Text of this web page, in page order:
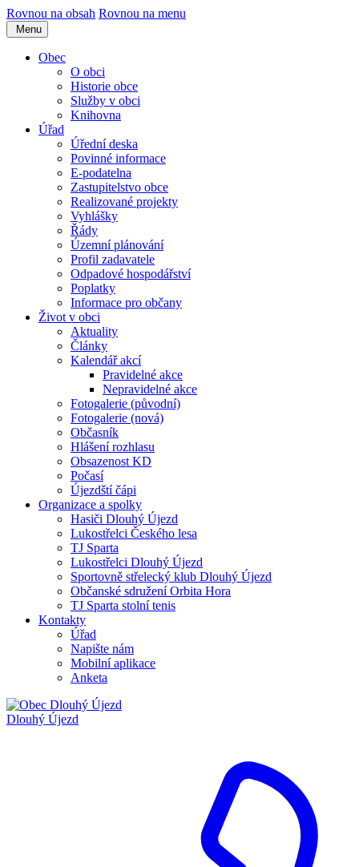
Rovnou na obsah Rovnou na menu
Menu
Obec
O obci
Historie obce
Služby v obci
Knihovna
Úřad
Úřední deska
Povinné informace
E-podatelna
Zastupitelstvo obce
Realizované projekty
Vyhlášky
Řády
Územní plánování
Profil zadavatele
Odpadové hospodářství
Poplatky
Informace pro občany
Život v obci
Aktuality
Články
Kalendář akcí
Pravidelné akce
Nepravidelné akce
Fotogalerie (původní)
Fotogalerie (nová)
Občasník
Hlášení rozhlasu
Obsazenost KD
Počasí
Újezdští čápi
Organizace a spolky
Hasiči Dlouhý Újezd
Lukostřelci Českého lesa
TJ Sparta
Lukostřelci Dlouhý Újezd
Sportovně střelecký klub Dlouhý Újezd
Občanské sdružení Orbita Hora
TJ Sparta stolní tenis
Kontakty
Úřad
Napište nám
Mobilní aplikace
Anketa
Dlouhý Újezd